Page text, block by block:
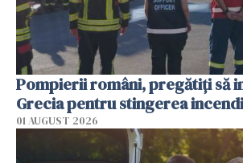
Pompierii români, pregătiţi să
Grecia pentru stingerea
01 AUGUST 2026